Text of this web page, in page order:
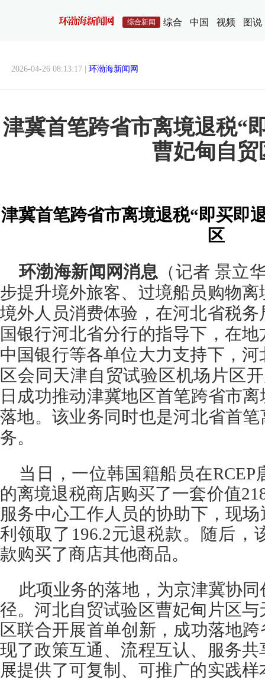
综合新闻 综合 中国 视频 图说
2026-04-26 08:13:17 | 环渤海新闻网
津冀首笔跨省市离境退税“
曹妃甸自贸
津冀首笔跨省市离境退税“即买即
区
环渤海新闻网消息 （记者 景立
步提升境外旅客、过境船员购物
境外人员消费体验，在河北省税
国银行河北省分行的指导下，在
中国银行等各单位大力支持下，
区会同天津自贸试验区机场片区
日成功推动津冀地区首笔跨省市
落地。该业务同时也是河北省首
务。
当日，一位韩国籍船员在
的离境退税商店购买了一套价值
服务中心工作人员的协助下，现
利领取了196.2元退税款。随后，
款购买了商店其他商品。
此项业务的落地，为京津冀协
径。河北自贸试验区曹妃甸片区
区联合开展首单创新，成功落地
现了政策互通、流程互认、服务
展提供了可复制、可推广的实践